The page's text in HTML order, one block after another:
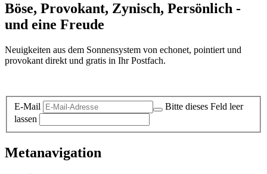
Böse, Provokant, Zynisch, Persönlich -
und eine Freude
Neuigkeiten aus dem Sonnensystem von echonet, pointiert und
provokant direkt und gratis in Ihr Postfach.
E-Mail
Bitte dieses Feld leer
lassen
Metanavigation